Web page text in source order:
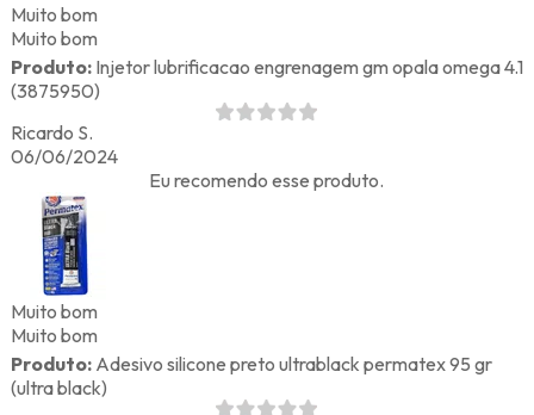
Muito bom
Muito bom
Produto:Injetor lubrificacao engrenagem gm opala omega 4.1
(3875950)
Ricardo S.
06/06/2024
Eu recomendo esse produto.
Muito bom
Muito bom
Produto:Adesivo silicone preto ultrablack permatex 95 gr
(ultra black)